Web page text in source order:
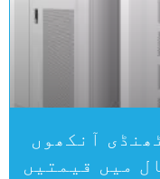
آنکھوں
میں قیمتیں